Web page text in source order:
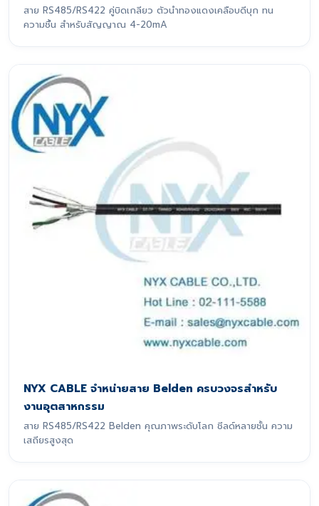
สาย RS485/RS422 คู่บิดเกลียว ตัวนำทองแดงเคลือบดีบุก ทน
ความชื้น สำหรับสัญญาณ 4-20mA
NYX CABLE จำหน่ายสาย Belden ครบวงจรสำหรับ
งานอุตสาหกรรม
สาย RS485/RS422 Belden คุณภาพระดับโลก ชีลด์หลายชั้น ความ
เสถียรสูงสุด